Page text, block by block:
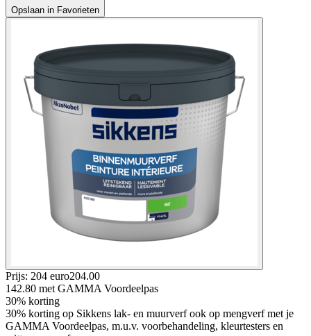
Opslaan in Favorieten
Prijs: 204 euro204.00
142.80 met GAMMA Voordeelpas
30% korting
30% korting op Sikkens lak- en muurverf ook op mengverf met je
GAMMA Voordeelpas, m.u.v. voorbehandeling, kleurtesters en